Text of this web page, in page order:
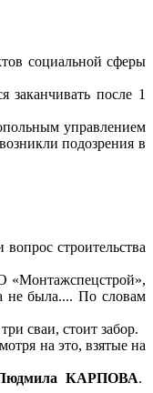
социальной сферы
после 1
управлением
подозрения в
строительства
«Монтажспецстрой»,
не была.... По словам
сваи, стоит забор.
на это, взятые на
Людмила КАРПОВА.